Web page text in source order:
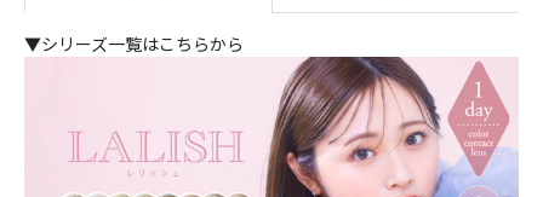
▼シリーズ一覧はこちらから